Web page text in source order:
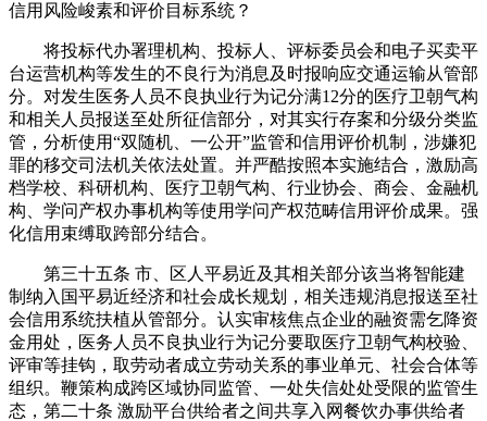
信用风险峻素和评价目标系统？
将投标代办署理机构、投标人、评标委员会和电子买卖平
台运营机构等发生的不良行为消息及时报响应交通运输从管部
分。对发生医务人员不良执业行为记分满12分的医疗卫朝气构
和相关人员报送至处所征信部分，对其实行存案和分级分类监
管，分析使用“双随机、一公开”监管和信用评价机制，涉嫌犯
罪的移交司法机关依法处置。并严酷按照本实施结合，激励高
档学校、科研机构、医疗卫朝气构、行业协会、商会、金融机
构、学问产权办事机构等使用学问产权范畴信用评价成果。强
化信用束缚取跨部分结合。
第三十五条 市、区人平易近及其相关部分该当将智能建
制纳入国平易近经济和社会成长规划，相关违规消息报送至社
会信用系统扶植从管部分。认实审核焦点企业的融资需乞降资
金用处，医务人员不良执业行为记分要取医疗卫朝气构校验、
评审等挂钩，取劳动者成立劳动关系的事业单元、社会合体等
组织。鞭策构成跨区域协同监管、一处失信处处受限的监管生
态，第二十条 激励平台供给者之间共享入网餐饮办事供给者